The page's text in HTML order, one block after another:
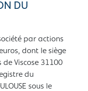
DU
société par actions
dont le siège
de Viscose 31100
du
sous le